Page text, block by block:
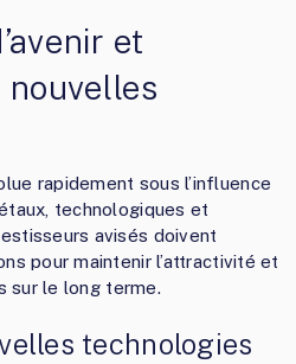
et
nouvelles
rapidement sous l’influence
technologiques et
avisés doivent
pour maintenir l’attractivité et
sur le long terme.
technologies